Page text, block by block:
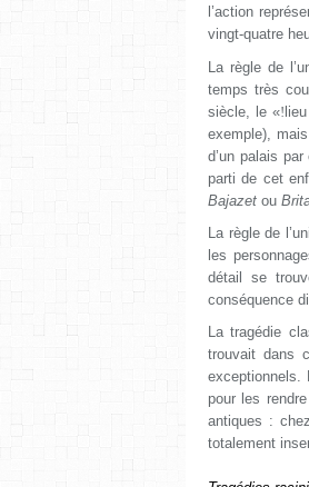
l’action
vingt-quatre
La règle de
temps très
siècle, le «!
exemple),
d’un palais
parti de cet
Bajazet ou
La règle de
les
détail se
conséquence
La tragédie
trouvait dans
exceptionnels.
pour les
antiques :
totalement